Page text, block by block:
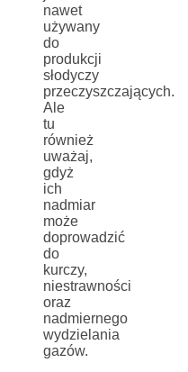
nawet
używany
do
produkcji
słodyczy
przeczyszczających.
Ale
tu
również
uważaj,
gdyż
ich
nadmiar
może
doprowadzić
do
kurczy,
niestrawności
oraz
nadmiernego
wydzielania
gazów.